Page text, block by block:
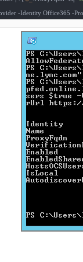
-Identity Office365 -